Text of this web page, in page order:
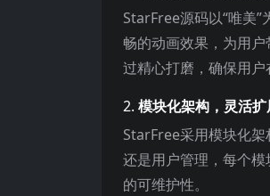
StarFree源码以“唯美
畅的动画效果，为用
过精心打磨，确保用户
2. 模块化架构，灵活扩
StarFree采用模块化
还是用户管理，每个
的可维护性。